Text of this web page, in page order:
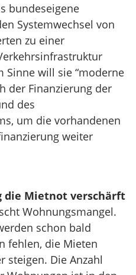
bundeseigene
Systemwechsel von
zu einer
Sinne will sie “moderne
der Finanzierung der
des
um die vorhandenen
weiter
die Mietnot verschärft
Wohnungsmangel.
schon bald
fehlen, die Mieten
steigen. Die Anzahl